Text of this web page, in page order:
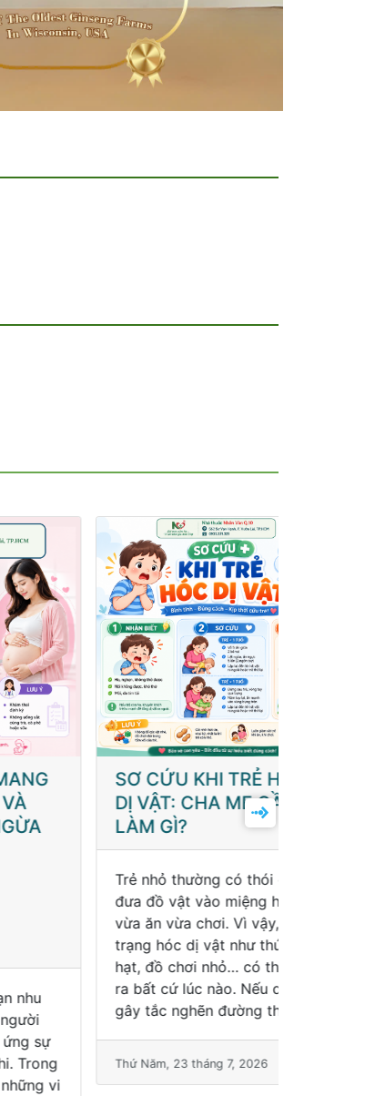
SƠ CỨU KHI TRẺ HÓC
DỊ VẬT: CHA MẸ CẦN
LÀM GÌ?
Trẻ nhỏ thường có thói quen
đưa đồ vật vào miệng hoặc
vừa ăn vừa chơi. Vì vậy, tình
trạng hóc dị vật như thức ăn,
hạt, đồ chơi nhỏ… có thể xảy